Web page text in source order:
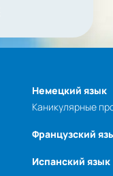
Немецкий язык
Каникулярные
Французский
Испанский язык